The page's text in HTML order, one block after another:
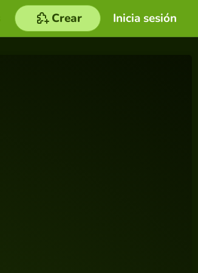
Inicia sesión
Crear